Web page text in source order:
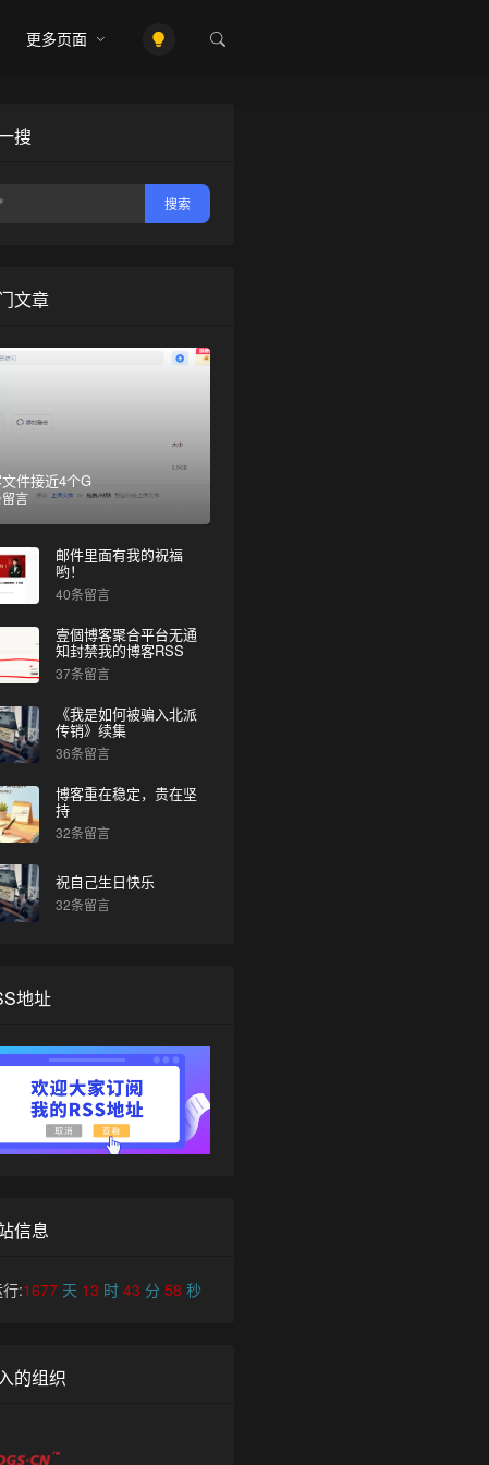
更多页面
搜
文章
件接近4个G
言
邮件里面有我的祝福
哟！
40条留言
壹個博客聚合平台无通
知封禁我的博客RSS
37条留言
《我是如何被骗入北派
传销》续集
36条留言
博客重在稳定，贵在坚
持
32条留言
祝自己生日快乐
32条留言
地址
信息
:1677天 13 时 43 分 58 秒
的组织